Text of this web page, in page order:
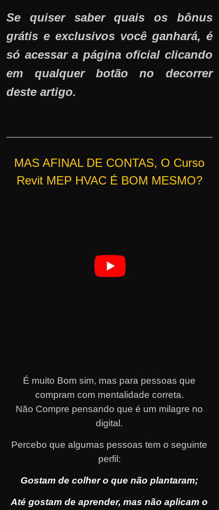
Se quiser saber quais os bônus
grátis e exclusivos você ganhará, é
só acessar a página oficial clicando
em qualquer botão no decorrer
deste artigo.
MAS AFINAL DE CONTAS, O Curso
Revit MEP HVAC É BOM MESMO?
É muito Bom sim, mas para pessoas que
compram com mentalidade correta.
Não Compre pensando que é um milagre no
digital.
Percebo que algumas pessoas tem o seguinte
perfil:
Gostam de colher o que não plantaram;
Até gostam de aprender, mas não aplicam o